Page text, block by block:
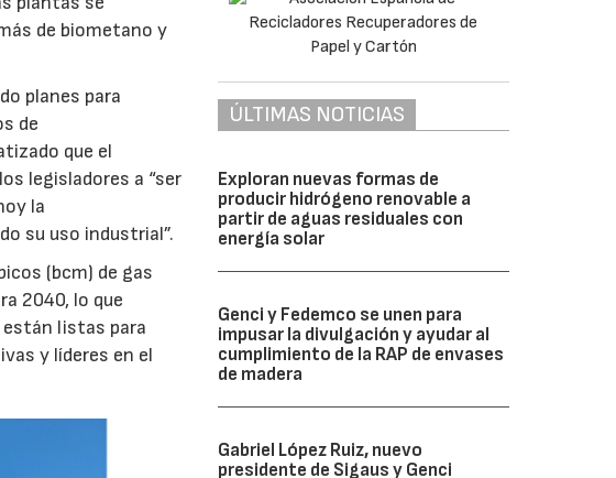
de biometano y
planes para
de
que el
legisladores a “ser
la
su uso industrial”.
(bcm) de gas
2040, lo que
están listas para
y líderes en el
ÚLTIMAS NOTICIAS
Exploran nuevas formas de
producir hidrógeno renovable a
partir de aguas residuales con
energía solar
Genci y Fedemco se unen para
impusar la divulgación y ayudar al
cumplimiento de la RAP de envases
de madera
Gabriel López Ruiz, nuevo
presidente de Sigaus y Genci